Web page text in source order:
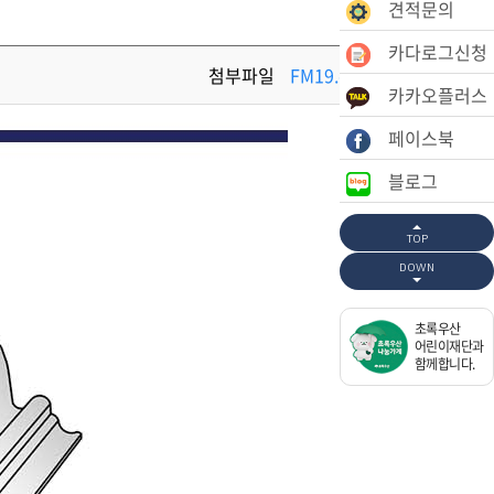
첨부파일 FM19.dwg
견적문의
카다로그신청
카카오플러스
페이스북
블로그
TOP
DOWN
초록우산
어린이재단과
함께합니다.